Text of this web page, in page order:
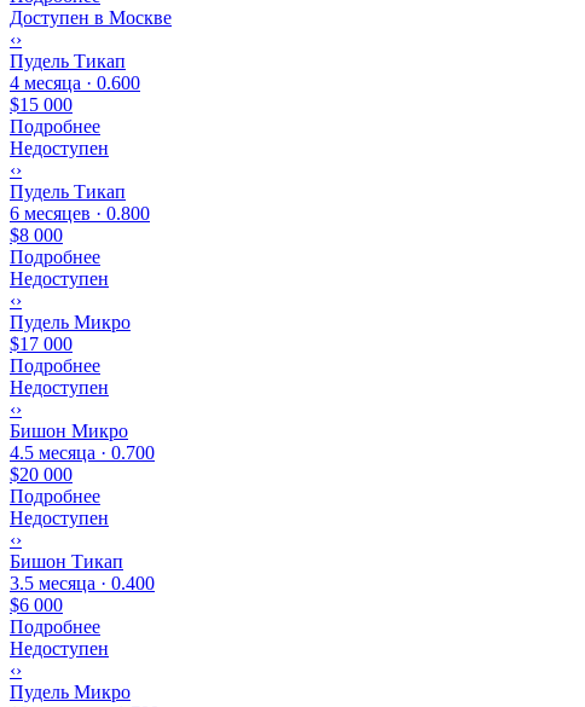
Доступен в Москве
‹›
Пудель Тикап
4 месяца · 0.600
$15 000
Подробнее
Недоступен
‹›
Пудель Тикап
6 месяцев · 0.800
$8 000
Подробнее
Недоступен
‹›
Пудель Микро
$17 000
Подробнее
Недоступен
‹›
Бишон Микро
4.5 месяца · 0.700
$20 000
Подробнее
Недоступен
‹›
Бишон Тикап
3.5 месяца · 0.400
$6 000
Подробнее
Недоступен
‹›
Пудель Микро